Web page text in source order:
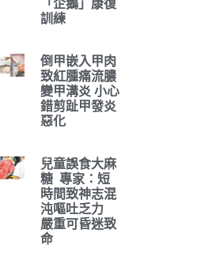
「企鵝」康復
訓練
倒甲嵌入甲肉
致紅腫痛流膿
變甲溝炎 小心
錯剪趾甲發炎
惡化
兒童誤食大麻
糖 專家：短
時間致神志混
沌嘔吐乏力
嚴重可昏迷致
命